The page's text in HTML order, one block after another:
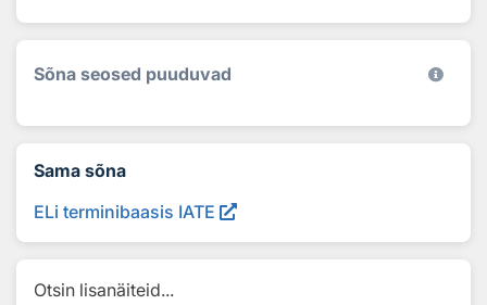
Sõna seosed puuduvad
Sama sõna
ELi terminibaasis IATE
Otsin lisanäiteid...